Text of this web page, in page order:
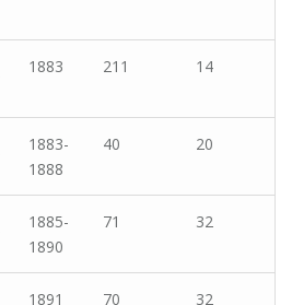
1883 211 14
1883-
1888
40 20
1885-
1890
71 32
1891 70 32